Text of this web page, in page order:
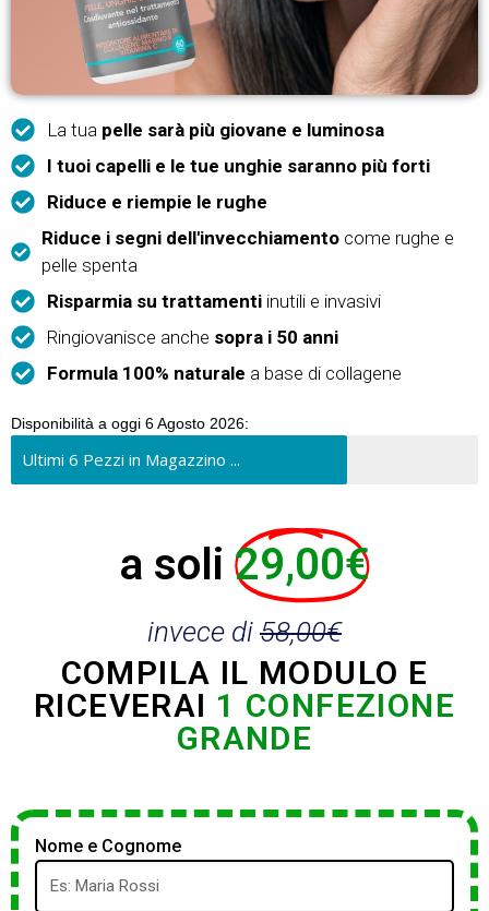
La tua pelle sarà più giovane e luminosa
I tuoi capelli e le tue unghie saranno più forti
Riduce e riempie le rughe
Riduce i segni dell'invecchiamento come rughe e
pelle spenta
Risparmia su trattamentiinutili e invasivi
Ringiovanisce anche sopra i 50 anni
Formula 100% naturale a base di collagene
Disponibilità a oggi 6 Agosto 2026:
Ultimi 6 Pezzi in Magazzino ...
a soli 29,00€
invece di 58,00€
COMPILA IL MODULO E
RICEVERAI 1 CONFEZIONE
GRANDE
Nome e Cognome